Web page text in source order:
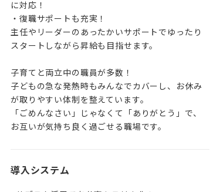
に対応！
・復職サポートも充実！
主任やリーダーのあったかいサポートでゆったり
スタートしながら昇給も目指せます。
子育てと両立中の職員が多数！
子どもの急な発熱時もみんなでカバーし、お休み
が取りやすい体制を整えています。
「ごめんなさい」じゃなくて「ありがとう」で、
お互いが気持ち良く過ごせる職場です。
導入システム